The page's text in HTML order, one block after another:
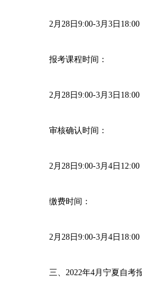
2月28日9:00-3月3日18:00
报考课程时间：
2月28日9:00-3月3日18:00
审核确认时间：
2月28日9:00-3月4日12:00
缴费时间：
2月28日9:00-3月4日18:00
三、2022年4月宁夏自考